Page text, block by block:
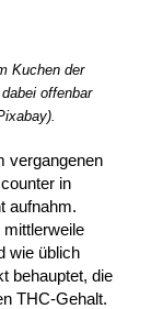
Kuchen der
offenbar
vergangenen
in
aufnahm.
wie üblich
behauptet, die
THC-Gehalt.